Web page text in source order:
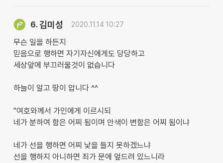
6.김미성 2020.11.14 10:27
무슨 일을 하든지
믿음으로 행하면 자기자신에게도 당당하고
세상앞에 부끄러울것이 없습니다
하늘이 알고 땅이 압니다 ^^
"여호와께서 가인에게 이르시되
네가 분하여 함은 어찌 됨이며 안색이 변함은 어찌 됨이냐
네가 선을 행하면 어찌 낯을 들지 못하겠느냐
선을 행하지 아니하면 죄가 문에 엎드려 있느니라